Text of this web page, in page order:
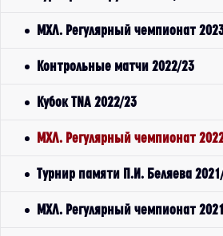
МХЛ. Регулярный чемпионат
Контрольные матчи 2022/23
Кубок TNA 2022/23
МХЛ. Регулярный чемпионат
Турнир памяти П.И. Беляева
МХЛ. Регулярный чемпионат